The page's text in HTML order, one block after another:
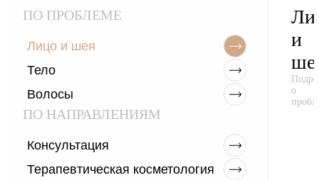
ПО ПРОБЛЕМЕ
Лицо и шея
Тело
Волосы
ПО НАПРАВЛЕНИЯМ
Консультация
Терапевтическая косметология
и
о